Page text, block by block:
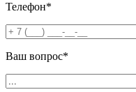
Телефон*
Ваш вопрос*